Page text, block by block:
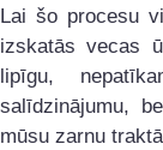
Lai šo procesu
izskatās vecas
lipīgu,
salīdzinājumu,
mūsu zarnu